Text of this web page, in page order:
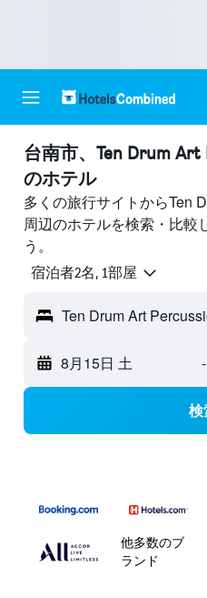
台南市​、Ten Drum
のホテル
多くの旅行サイトからTen
周辺のホテルを検索・比較
う。
宿泊者2名, 1​部屋
Ten Drum Art
8月15日 土 -
検
他多数のブ
ランド